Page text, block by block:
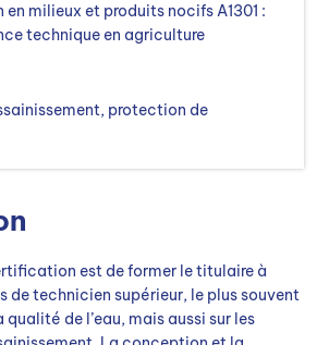
est de former le titulaire à
de technicien supérieur, le plus souvent
qualité de l’eau, mais aussi sur les
en milieux et produits nocifs A1301 :
technique en agriculture
protection de